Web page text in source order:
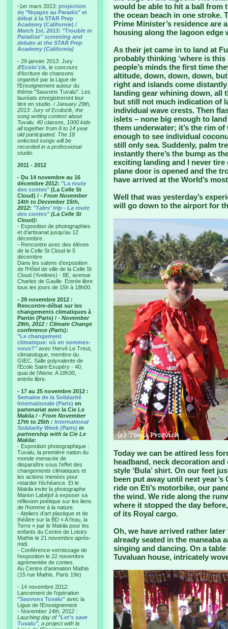
-1er mars 2013: projection
de "Nuages au Paradis" et
débat à la STAR Prep
Academy (Californie) /
March 1st, 2013: "Trouble in
Paradise" screening and
debate at the STAR Prep
Academy (California)
- 29 janvier 2013: Jury
d'Ecolo'zik , le concours
d'écriture de chansons
organisé par la Ligue de
l'Enseignement autour du
thème "Sauvons Tuvalu". Les
lauréats enregistreront leur
titre en studio. / January 29th,
2013: Jury of Ecolozik, the
song writing contest about
Tuvalu. 40 classes, 1000 kids
all together from 8 to 14 year
old participated. The 18
selected songs will be
recorded in a professional
studio.
2011 - 2012
- Du 14 novembre au 16
décembre 2012: "La route
des contes" (La Celle St
Cloud) / - From November
14th to December 15th,
2012: "Tales' trip - La route
des contes"(La Celle St
Cloud):
- Exposition de photographies
et d’artisanat jusqu’au 12
décembre.
- Rencontre avec des élèves
de la Celle St Cloud le 5
décembre
Dans les salons d’exposition
de l’Hôtel de ville de la Celle St
Cloud (Yvelines) - 8E, avenue
Charles de Gaulle. Entrée libre
tous les jours de 15h à 18h00.
- 29 novembre 2012 :
Rencontre-débat sur les
changements climatiques à
Pantin (Paris) / - November
29th, 2012 : Climate Change
conference (Paris):
"Le changement
climatique: où en sommes-
nous?" avec Hervé Le Treut,
climatologue, membre du
GIEC. Salle polyvalente de
l’Ecole Saint-Exupéry - 40,
quai de l’Aisne. A 18h30,
entrée libre.
- 17 au 25 novembre 2012 :
Semaine de la Solidarité
Internationale (Paris) en
partenariat avec la Cie Le
Makila / - From November
17th to 25th : International
Solidarity Week (Paris) in
partnership with la Cie Le
Makila:
- Exposition photographique :
Tuvalu, la première nation du
monde menacée de
disparaître sous l’effet des
changements climatiques et
les actions menées pour
retarder l’échéance. Et le
Makila invite la photographe
Marion Labéjof à exposer sa
réflexion poétique sur les liens
de l’homme à la nature.
- Ateliers d’art plastique et de
théâtre sur la BD « A l’eau, la
Terre » par le Makila pour les
enfants du Centre de Loisirs
Mathis le 21 novembre après-
midi.
- Conférence-vernissage de
l’exposition le 22 novembre
agrémentée de contes.
Au Centre d’animation Mathis
(15 rue Mathis, Paris 19e)
- 14 novembre 2012:
Lancement de l'opération
"Sauvons Tuvalu" avec la
Ligue de l'Enseignement
- November 14th, 2012 :
Lauching day of "Let's save
Tuvalu", a project with la
would be able to hit a ball from
the ocean beach in one stroke.
Prime Minister’s residence
housing along the lagoon
As their jet came in to land at
probably thinking ‘where is
people’s minds the first time
altitude, down, down, down,
right and islands come
landing gear whining down, all
but still not much indication of
individual wave crests. Then
islets – none big enough to
them underwater; it’s the rim
enough to see individual
still only sea. Suddenly, palm
instantly there’s the bump as
exciting landing and I never tire
plane door is opened and the
have arrived at the World’s
Well that was yesterday’s
will go down to the airport for
Today we can be attired less
headband, neck decoration
style ‘Bula’ shirt. On our feet
been put away until next year’s
ride on Eti’s motorbike, our
the wind. We ride along the
where it stopped the day
of its Royal cargo.
Oh, we have arrived rather
already seated in the maneaba
singing and dancing. On a
Tuvaluan house, intricately